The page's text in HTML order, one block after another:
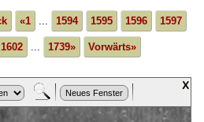
«1 ... 1594 1595 1596 1597
1602 ... 1739» Vorwärts»